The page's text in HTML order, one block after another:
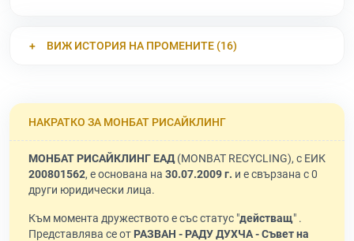
ВИЖ ИСТОРИЯ НА ПРОМЕНИТЕ (16)
НАКРАТКО ЗА МОНБАТ РИСАЙКЛИНГ
МОНБАТ РИСАЙКЛИНГ ЕАД(MONBAT RECYCLING), с ЕИК
200801562, е основана на 30.07.2009 г. и е свързана с 0
други юридически лица.
Към момента дружеството е със статус "действащ" .
Представлява се от РАЗВАН - РАДУ ДУХЧА - Съвет на